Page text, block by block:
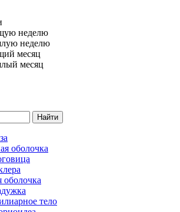
неделю
неделю
месяц
месяц
оболочка
оболочка
тело